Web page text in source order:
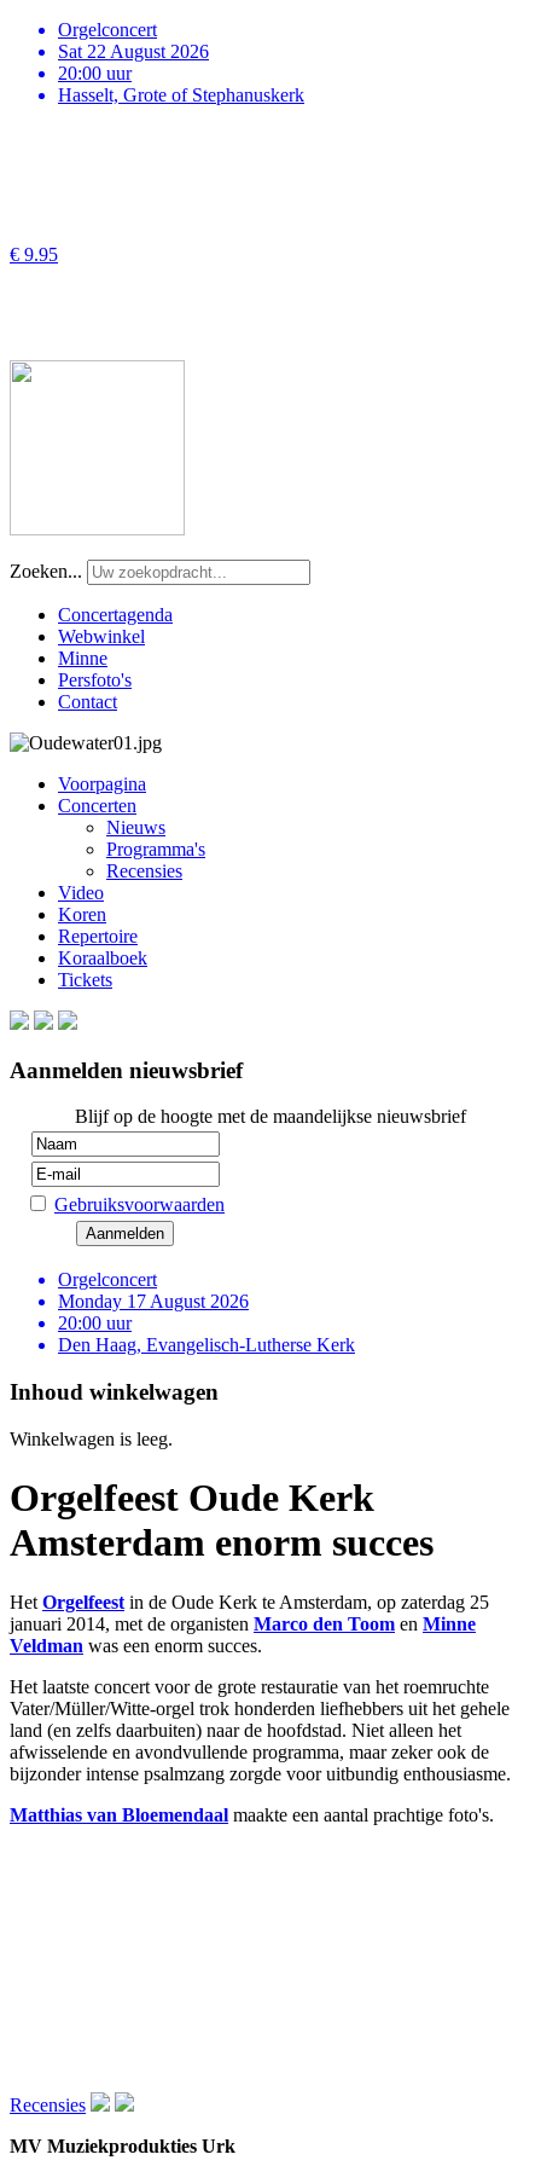
Orgelconcert
Sat 22 August 2026
20:00 uur
Hasselt, Grote of Stephanuskerk
€ 9.95
Zoeken...
Concertagenda
Webwinkel
Minne
Persfoto's
Contact
Voorpagina
Concerten
Nieuws
Programma's
Recensies
Video
Koren
Repertoire
Koraalboek
Tickets
Aanmelden nieuwsbrief
Blijf op de hoogte met de maandelijkse nieuwsbrief
Gebruiksvoorwaarden
Orgelconcert
Monday 17 August 2026
20:00 uur
Den Haag, Evangelisch-Lutherse Kerk
Inhoud winkelwagen
Winkelwagen is leeg.
Orgelfeest Oude Kerk
Amsterdam enorm succes
Het Orgelfeest in de Oude Kerk te Amsterdam, op zaterdag 25
januari 2014, met de organisten Marco den Toom en Minne
Veldman was een enorm succes.
Het laatste concert voor de grote restauratie van het roemruchte
Vater/Müller/Witte-orgel trok honderden liefhebbers uit het gehele
land (en zelfs daarbuiten) naar de hoofdstad. Niet alleen het
afwisselende en avondvullende programma, maar zeker ook de
bijzonder intense psalmzang zorgde voor uitbundig enthousiasme.
Matthias van Bloemendaal maakte een aantal prachtige foto's.
Recensies
MV Muziekprodukties Urk